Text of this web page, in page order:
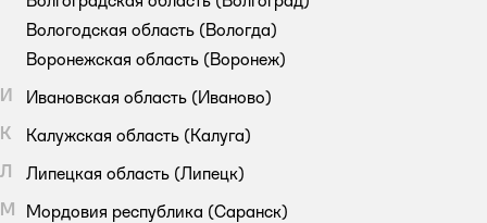
Вологодская область (Вологда)
Воронежская область (Воронеж)
И
Ивановская область (Иваново)
К
Калужская область (Калуга)
Л
Липецкая область (Липецк)
М
Мордовия республика (Саранск)